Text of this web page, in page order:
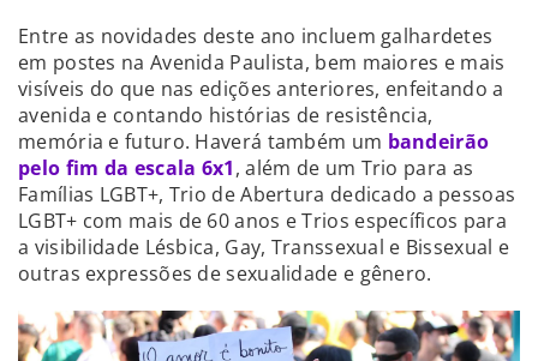
Entre as novidades deste ano incluem galhardetes
em postes na Avenida Paulista, bem maiores e mais
visíveis do que nas edições anteriores, enfeitando a
avenida e contando histórias de resistência,
memória e futuro. Haverá também um bandeirão
pelo fim da escala 6x1, além de um Trio para as
Famílias LGBT+, Trio de Abertura dedicado a pessoas
LGBT+ com mais de 60 anos e Trios específicos para
a visibilidade Lésbica, Gay, Transsexual e Bissexual e
outras expressões de sexualidade e gênero.